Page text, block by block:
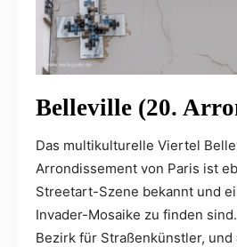
Belleville (20.
Das multikulturelle Viertel
Arrondissement von Paris ist
Streetart-Szene bekannt und
Invader-Mosaike zu finden
Bezirk für Straßenkünstler, und